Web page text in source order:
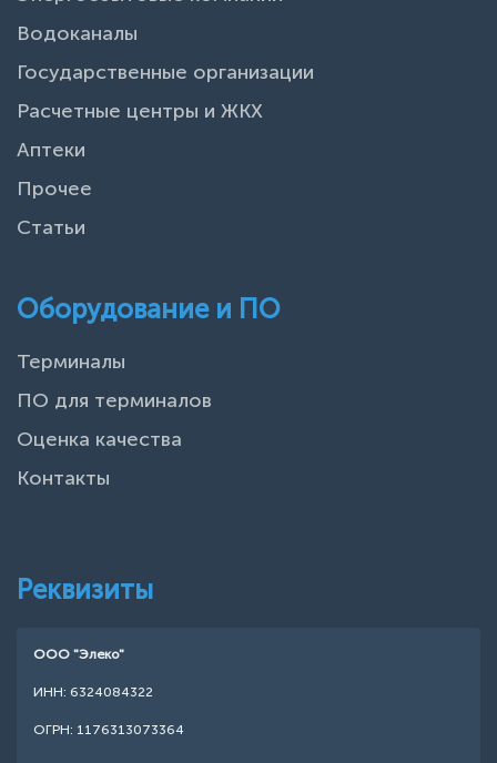
Водоканалы
Государственные организации
Расчетные центры и ЖКХ
Аптеки
Прочее
Статьи
Оборудование и ПО
Терминалы
ПО для терминалов
Оценка качества
Контакты
Реквизиты
ООО "Элеко"
ИНН: 6324084322
ОГРН: 1176313073364